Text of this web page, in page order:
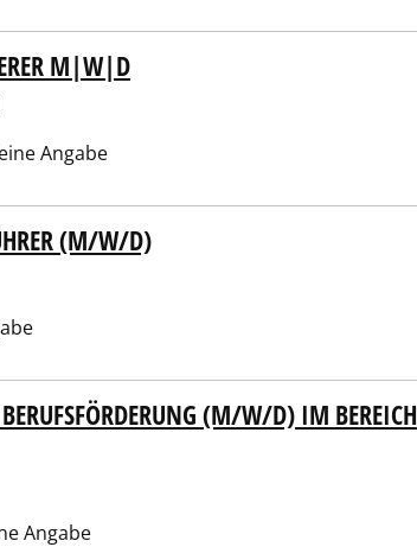
M|W|D
Angabe
(M/W/D)
(M/W/D) IM BEREICH
Angabe